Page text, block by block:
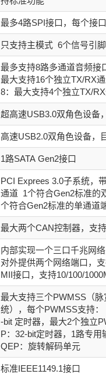
最多4路SPI接口，每个接
只支持主模式 6个信号引脚
最多支持8路多通道音频接
最大支持16个独立TX/RX
8：最大支持4个独立TX/
超高速USB3.0双角色设备
高速USB2.0双角色设备，
1路SATA Gen2接口
PCI Exprees 3.0子系统，
通道 1个符合Gen2标准的
个符合Gen2标准的单通道
最大两个CAN控制器，支
内部实现一个三口千兆网络
对外提供两个网络端口，
MII接口，支持10/100/
最大支持三个PWMSS（脉
统），每个PWMSS支持
-bit 定时器，最大2个独立
P：32-bit定时器，1路专
QEP：旋转解码单元
标准IEEE1149.1接口